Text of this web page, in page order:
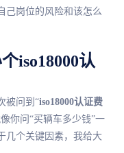
己岗位的风险和该怎么
iso18000认
被问到“iso18000认证费
你问“买辆车多少钱”一
几个关键因素，我给大